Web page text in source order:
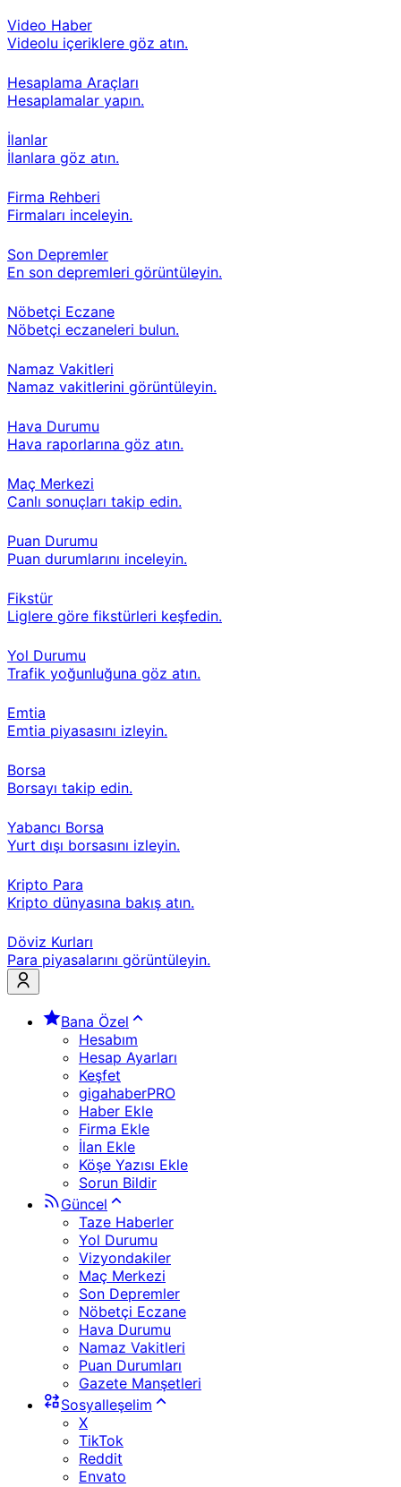
Video Haber
Videolu içeriklere göz atın.
Hesaplama Araçları
Hesaplamalar yapın.
İlanlar
İlanlara göz atın.
Firma Rehberi
Firmaları inceleyin.
Son Depremler
En son depremleri görüntüleyin.
Nöbetçi Eczane
Nöbetçi eczaneleri bulun.
Namaz Vakitleri
Namaz vakitlerini görüntüleyin.
Hava Durumu
Hava raporlarına göz atın.
Maç Merkezi
Canlı sonuçları takip edin.
Puan Durumu
Puan durumlarını inceleyin.
Fikstür
Liglere göre fikstürleri keşfedin.
Yol Durumu
Trafik yoğunluğuna göz atın.
Emtia
Emtia piyasasını izleyin.
Borsa
Borsayı takip edin.
Yabancı Borsa
Yurt dışı borsasını izleyin.
Kripto Para
Kripto dünyasına bakış atın.
Döviz Kurları
Para piyasalarını görüntüleyin.
Bana Özel
Hesabım
Hesap Ayarları
Keşfet
gigahaberPRO
Haber Ekle
Firma Ekle
İlan Ekle
Köşe Yazısı Ekle
Sorun Bildir
Güncel
Taze Haberler
Yol Durumu
Vizyondakiler
Maç Merkezi
Son Depremler
Nöbetçi Eczane
Hava Durumu
Namaz Vakitleri
Puan Durumları
Gazete Manşetleri
Sosyalleşelim
X
TikTok
Reddit
Envato